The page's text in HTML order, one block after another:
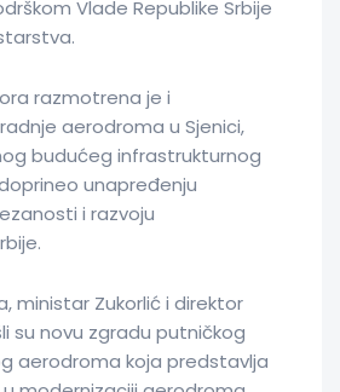
Vlade Republike Srbije
razmotrena je i
aerodroma u Sjenici,
budućeg infrastrukturnog
unapređenju
i razvoju
ministar Zukorlić i direktor
su novu zgradu putničkog
aerodroma koja predstavlja